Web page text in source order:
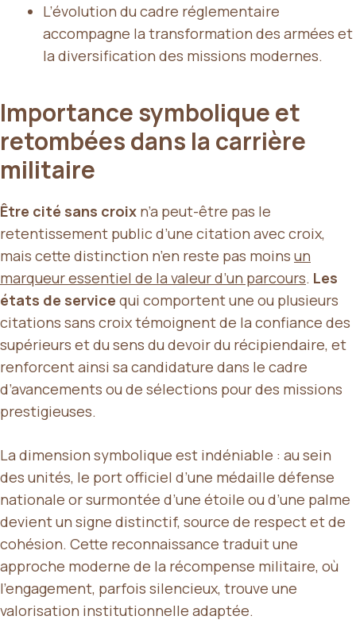
L’évolution du cadre réglementaire
accompagne la transformation des armées et
la diversification des missions modernes.
Importance symbolique et
retombées dans la carrière
militaire
Être cité sans croix n’a peut-être pas le
retentissement public d’une citation avec croix,
mais cette distinction n’en reste pas moins un
marqueur essentiel de la valeur d’un parcours. Les
états de service qui comportent une ou plusieurs
citations sans croix témoignent de la confiance des
supérieurs et du sens du devoir du récipiendaire, et
renforcent ainsi sa candidature dans le cadre
d’avancements ou de sélections pour des missions
prestigieuses.
La dimension symbolique est indéniable : au sein
des unités, le port officiel d’une médaille défense
nationale or surmontée d’une étoile ou d’une palme
devient un signe distinctif, source de respect et de
cohésion. Cette reconnaissance traduit une
approche moderne de la récompense militaire, où
l’engagement, parfois silencieux, trouve une
valorisation institutionnelle adaptée.